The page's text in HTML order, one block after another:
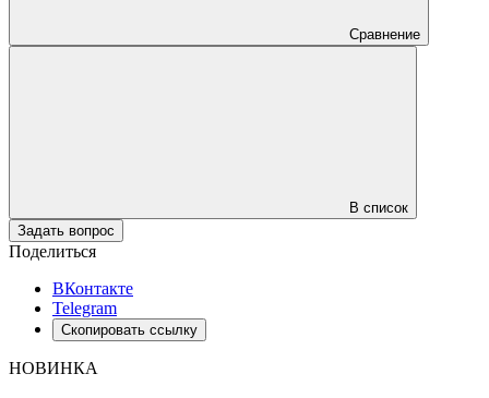
Сравнение
В список
Задать вопрос
Поделиться
ВКонтакте
Telegram
Скопировать ссылку
НОВИНКА